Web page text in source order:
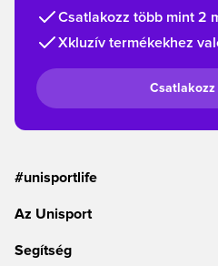
Csatlakozz több mint 2
Xkluzív termékekhez
Csatlakozz
#unisportlife
Az Unisport
Segítség